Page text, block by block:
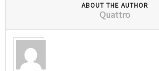
ABOUT THE AUTHOR
Quattro